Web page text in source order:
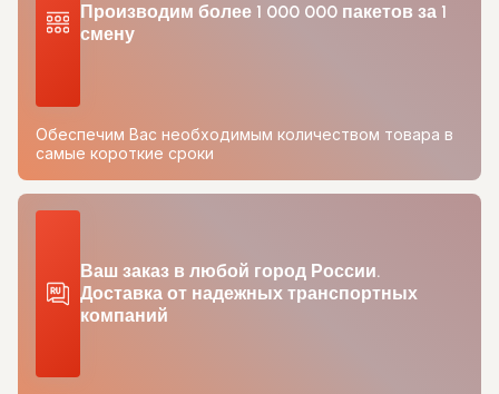
Производим более 1 000 000 пакетов за 1
смену
Обеспечим Вас необходимым количеством товара в
самые короткие сроки
Ваш заказ в любой город России.
Доставка от надежных транспортных
компаний